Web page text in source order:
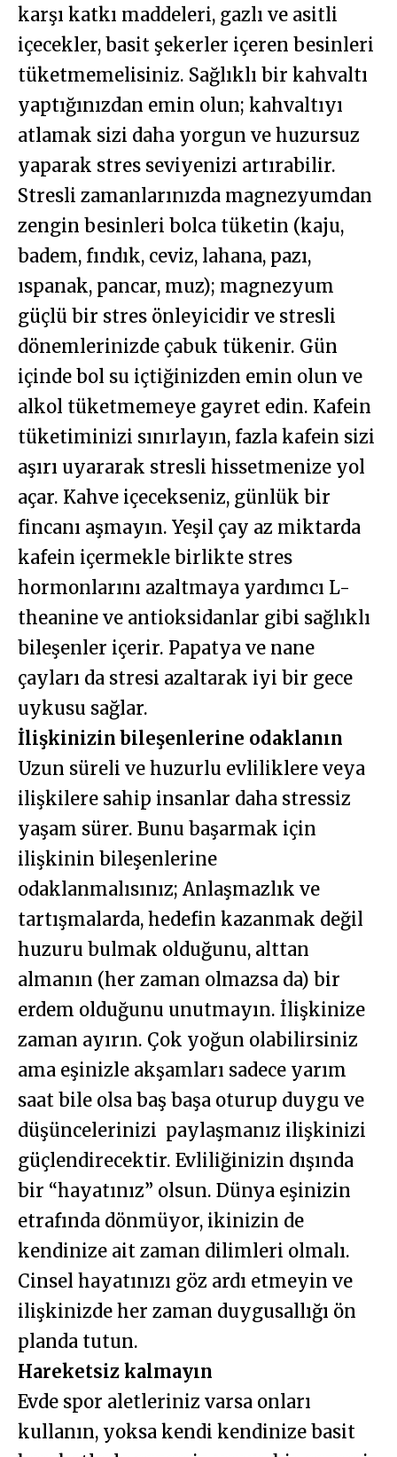
karşı katkı maddeleri, gazlı ve asitli
içecekler, basit şekerler içeren besinleri
tüketmemelisiniz. Sağlıklı bir kahvaltı
yaptığınızdan emin olun; kahvaltıyı
atlamak sizi daha yorgun ve huzursuz
yaparak stres seviyenizi artırabilir.
Stresli zamanlarınızda magnezyumdan
zengin besinleri bolca tüketin (kaju,
badem, fındık, ceviz, lahana, pazı,
ıspanak, pancar, muz); magnezyum
güçlü bir stres önleyicidir ve stresli
dönemlerinizde çabuk tükenir. Gün
içinde bol su içtiğinizden emin olun ve
alkol tüketmemeye gayret edin. Kafein
tüketiminizi sınırlayın, fazla kafein sizi
aşırı uyararak stresli hissetmenize yol
açar. Kahve içecekseniz, günlük bir
fincanı aşmayın. Yeşil çay az miktarda
kafein içermekle birlikte stres
hormonlarını azaltmaya yardımcı L-
theanine ve antioksidanlar gibi sağlıklı
bileşenler içerir. Papatya ve nane
çayları da stresi azaltarak iyi bir gece
uykusu sağlar.
İlişkinizin bileşenlerine odaklanın
Uzun süreli ve huzurlu evliliklere veya
ilişkilere sahip insanlar daha stressiz
yaşam sürer. Bunu başarmak için
ilişkinin bileşenlerine
odaklanmalısınız; Anlaşmazlık ve
tartışmalarda, hedefin kazanmak değil
huzuru bulmak olduğunu, alttan
almanın (her zaman olmazsa da) bir
erdem olduğunu unutmayın. İlişkinize
zaman ayırın. Çok yoğun olabilirsiniz
ama eşinizle akşamları sadece yarım
saat bile olsa baş başa oturup duygu ve
düşüncelerinizi paylaşmanız ilişkinizi
güçlendirecektir. Evliliğinizin dışında
bir “hayatınız” olsun. Dünya eşinizin
etrafında dönmüyor, ikinizin de
kendinize ait zaman dilimleri olmalı.
Cinsel hayatınızı göz ardı etmeyin ve
ilişkinizde her zaman duygusallığı ön
planda tutun.
Hareketsiz kalmayın
Evde spor aletleriniz varsa onları
kullanın, yoksa kendi kendinize basit